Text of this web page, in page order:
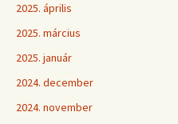
2025. április
2025. március
2025. január
2024. december
2024. november